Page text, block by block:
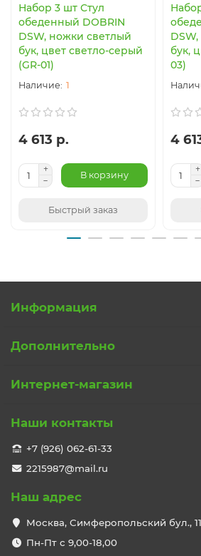
Набор 3 шт Стул
обеденный DOBRIN
DSW, ножки светлый
бук, цвет светло-серый
(GR-01)
1
4 613 р.
В корзину
Быстрый заказ
бук,
03)
4
Информация
Дополнительно
Интернет-магазин
Наши контакты
+7 (926) 062-61-33
2215987@mail.ru
Наш адрес
Москва, Симферопольский бул., 11
Пн-Пт с 9,00-18,00